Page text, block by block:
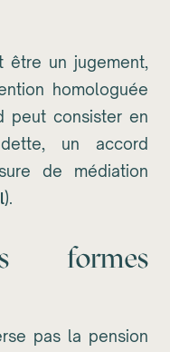
être un jugement,
homologuée
peut consister en
un accord
de médiation
).
formes
pas la pension